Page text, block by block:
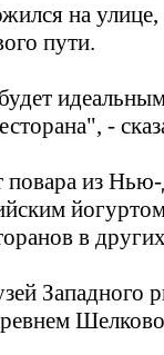
на
пути.
-
из
в
Западного